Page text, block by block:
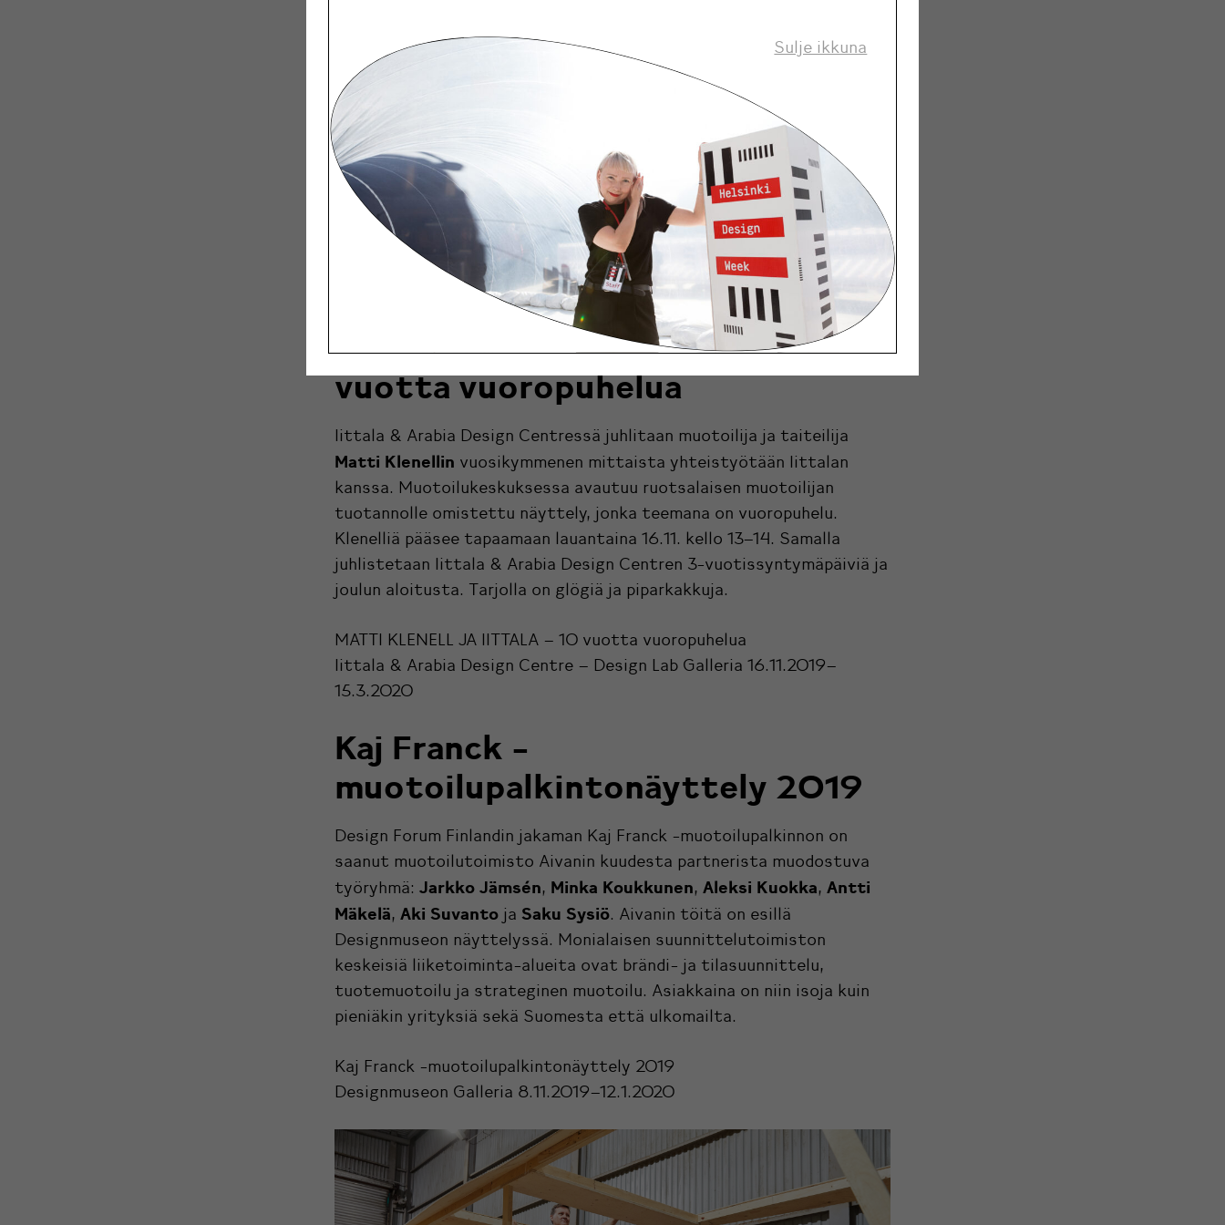
Muotoilija ja taiteilija Matti Klenell juhlii vuosikymmenen mittaista
yhteistyötään Iittalan kanssa. Pitkän ja menestyksekkään kumppanuuden
kunniaksi Iittala ja Arabia Muotoilukeskuksessa avautuu marraskuussa 2019
Klenellin tuotannolle omistettu näyttely.
Matti Klenell ja Iittala – 10
vuotta vuoropuhelua
Iittala & Arabia Design Centressä juhlitaan muotoilija ja taiteilija
Matti Klenellin vuosikymmenen mittaista yhteistyötään Iittalan
kanssa. Muotoilukeskuksessa avautuu ruotsalaisen muotoilijan
tuotannolle omistettu näyttely, jonka teemana on vuoropuhelu.
Klenelliä pääsee tapaamaan lauantaina 16.11. kello 13–14. Samalla
juhlistetaan Iittala & Arabia Design Centren 3-vuotissyntymäpäiviä ja
joulun aloitusta. Tarjolla on glögiä ja piparkakkuja.
MATTI KLENELL JA IITTALA – 10 vuotta vuoropuhelua
Iittala & Arabia Design Centre – Design Lab Galleria 16.11.2019–
15.3.2020
Kaj Franck -
muotoilupalkintonäyttely 2019
Design Forum Finlandin jakaman Kaj Franck -muotoilupalkinnon on
saanut muotoilutoimisto Aivanin kuudesta partnerista muodostuva
työryhmä: Jarkko Jämsén, Minka Koukkunen, Aleksi Kuokka, Antti
Mäkelä, Aki Suvanto ja Saku Sysiö. Aivanin töitä on esillä
Designmuseon näyttelyssä. Monialaisen suunnittelutoimiston
keskeisiä liiketoiminta-alueita ovat brändi- ja tilasuunnittelu,
tuotemuotoilu ja strateginen muotoilu. Asiakkaina on niin isoja kuin
pieniäkin yrityksiä sekä Suomesta että ulkomailta.
Kaj Franck -muotoilupalkintonäyttely 2019
Designmuseon Galleria 8.11.2019–12.1.2020
Sulje ikkuna